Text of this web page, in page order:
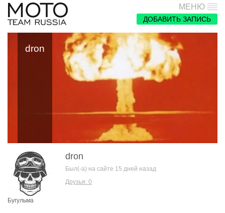
МЕНЮ
ДОБАВИТЬ ЗАПИСЬ
dron
Бугульма
dron
Был(-а) на сайте 15 дней назад
Друзья: 0